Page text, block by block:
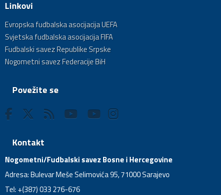
Linkovi
Evropska fudbalska asocijacija UEFA
Svjetska fudbalska asocijacija FIFA
Fudbalski savez Republike Srpske
Nogometni savez Federacije BiH
Povežite se
Kontakt
Nogometni/Fudbalski savez Bosne i Hercegovine
Adresa: Bulevar Meše Selimovića 95, 71000 Sarajevo
Tel: +(387) 033 276-676